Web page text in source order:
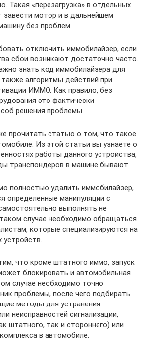
Такая «перезагрузка» в отдельных
завести мотор и в дальнейшем
без проблем.
отключить иммобилайзер, если
сбои возникают достаточно часто.
знать код иммобилайзера для
алгоритмы действий при
ИММО. Как правило, без
это фактически
решения проблемы.
прочитать статью о том, что такое
Из этой статьи вы узнаете о
работы данного устройства,
транспондеров в машине бывают.
полностью удалить иммобилайзер,
определенные манипуляции с
выполнять не
случае необходимо обращаться
которые специализируются на
устройств.
что кроме штатного иммо, запуск
блокировать и автомобильная
случае необходимо точно
проблемы, после чего подбирать
методы для устранения
неисправностей сигнализации,
штатного, так и стороннего) или
в автомобиле.